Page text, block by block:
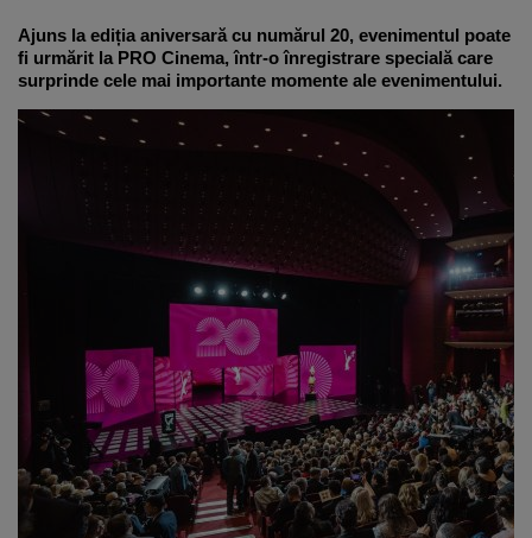
Ajuns la ediția aniversară cu numărul 20, evenimentul poate
fi urmărit la PRO Cinema, într-o înregistrare specială care
surprinde cele mai importante momente ale evenimentului.